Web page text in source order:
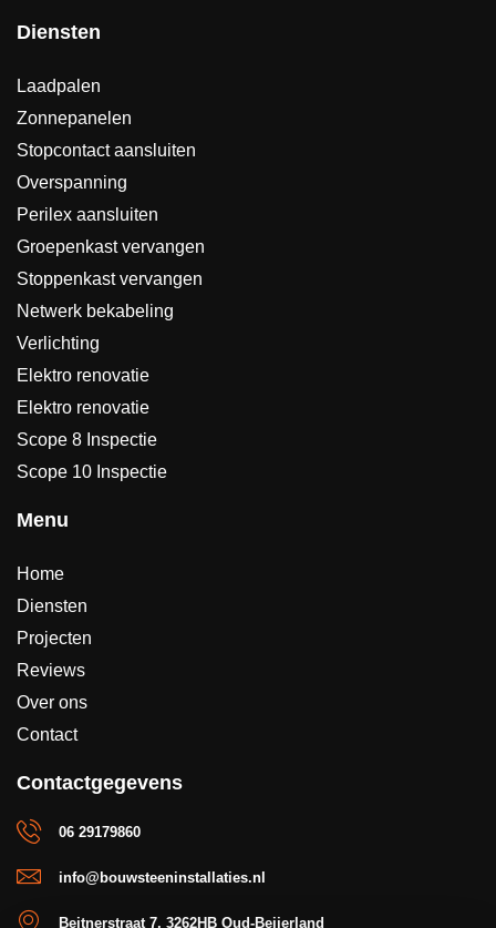
Diensten
Laadpalen
Zonnepanelen
Stopcontact aansluiten
Overspanning
Perilex aansluiten
Groepenkast vervangen
Stoppenkast vervangen
Netwerk bekabeling
Verlichting
Elektro renovatie
Elektro renovatie
Scope 8 Inspectie
Scope 10 Inspectie
Menu
Home
Diensten
Projecten
Reviews
Over ons
Contact
Contactgegevens
06 29179860
info@bouwsteeninstallaties.nl
Beitnerstraat 7, 3262HB Oud-Beijerland